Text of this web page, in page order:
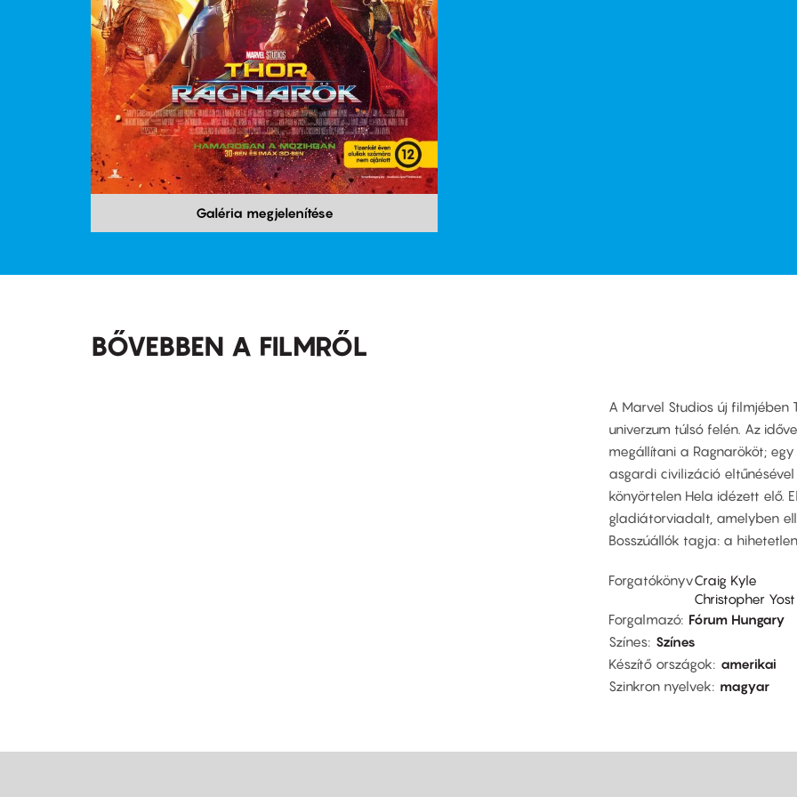
Galéria megjelenítése
BŐVEBBEN A FILMRŐL
A Marvel Studios új
univerzum túlsó felén. Az
megállítani a Ragnarököt;
asgardi civilizáció
könyörtelen Hela idézett elő.
gladiátorviadalt, amelyben
Bosszúállók tagja: a
ForgatókönyvCraig Kyle
Christopher Yost
Forgalmazó Fórum Hungary
Színes Színes
Készítő országok
amerikai
Szinkron nyelvek
magyar